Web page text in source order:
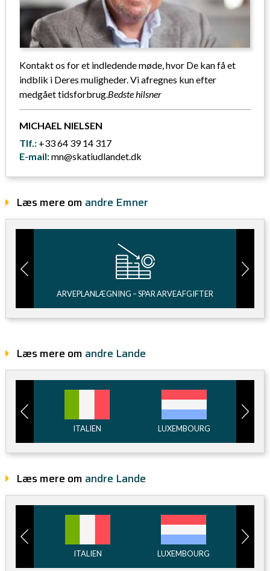
Kontakt os for et indledende møde, hvor De kan få et
indblik i Deres muligheder. Vi afregnes kun efter
medgået tidsforbrug.Bedste hilsner
MICHAEL NIELSEN
Tlf.: +33 64 39 14 317
E-mail:mn@skatiudlandet.dk
Læs mere om andre Emner
ARVEPLANLÆGNING – SPAR ARVEAFGIFTER
Læs mere om andre Lande
ITALIEN LUXEMBOURG
Læs mere om andre Lande
ITALIEN LUXEMBOURG